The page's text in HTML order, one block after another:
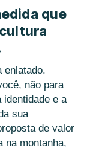
que
enlatado.
não para
identidade e a
sua
de valor
na montanha,